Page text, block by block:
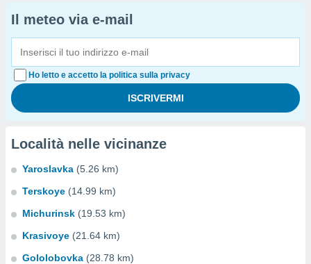
Il meteo via e-mail
Ho letto e accetto la politica sulla privacy
Località nelle vicinanze
Yaroslavka (5.26 km)
Terskoye (14.99 km)
Michurinsk (19.53 km)
Krasivoye (21.64 km)
Gololobovka (28.78 km)